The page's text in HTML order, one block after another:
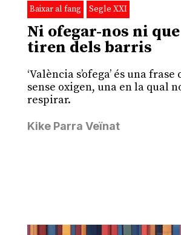
Baixar al fang Segle XXI
Ni ofegar-nos ni
tiren dels barris
‘València s’ofega’ és una frase
sense oxigen, una en la qual
respirar.
Kike Parra Veïnat